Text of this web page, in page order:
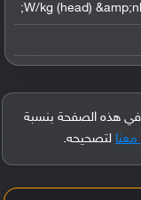
في هذه الصفحة بنسبة
لتصحيحه.